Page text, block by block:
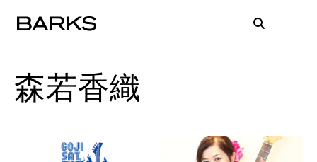
森若香織